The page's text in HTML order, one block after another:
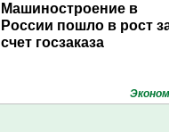
Машиностроение в
России пошло в рост
счет госзаказа